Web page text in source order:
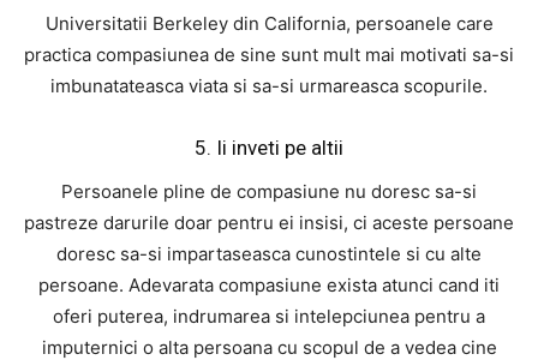
Universitatii Berkeley din California, persoanele care
practica compasiunea de sine sunt mult mai motivati sa-si
imbunatateasca viata si sa-si urmareasca scopurile.
5. Ii inveti pe altii
Persoanele pline de compasiune nu doresc sa-si
pastreze darurile doar pentru ei insisi, ci aceste persoane
doresc sa-si impartaseasca cunostintele si cu alte
persoane. Adevarata compasiune exista atunci cand iti
oferi puterea, indrumarea si intelepciunea pentru a
imputernici o alta persoana cu scopul de a vedea cine